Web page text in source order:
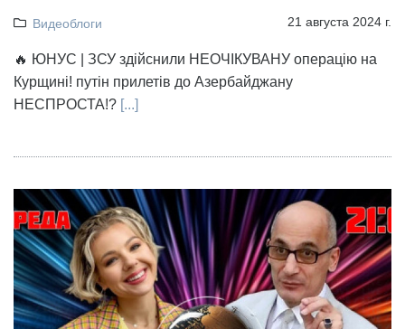
Видеоблоги 21 августа 2024 г.
🔥 ЮНУС | ЗСУ здійснили НЕОЧІКУВАНУ операцію на
Курщині! путін прилетів до Азербайджану
НЕСПРОСТА!? [...]